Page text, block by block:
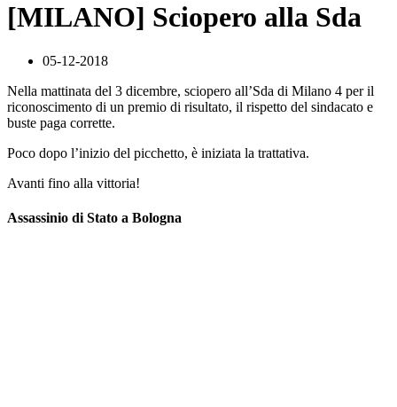
[MILANO] Sciopero alla Sda
05-12-2018
Nella mattinata del 3 dicembre, sciopero all’Sda di Milano 4 per il
riconoscimento di un premio di risultato, il rispetto del sindacato e
buste paga corrette.
Poco dopo l’inizio del picchetto, è iniziata la trattativa.
Avanti fino alla vittoria!
Assassinio di Stato a Bologna